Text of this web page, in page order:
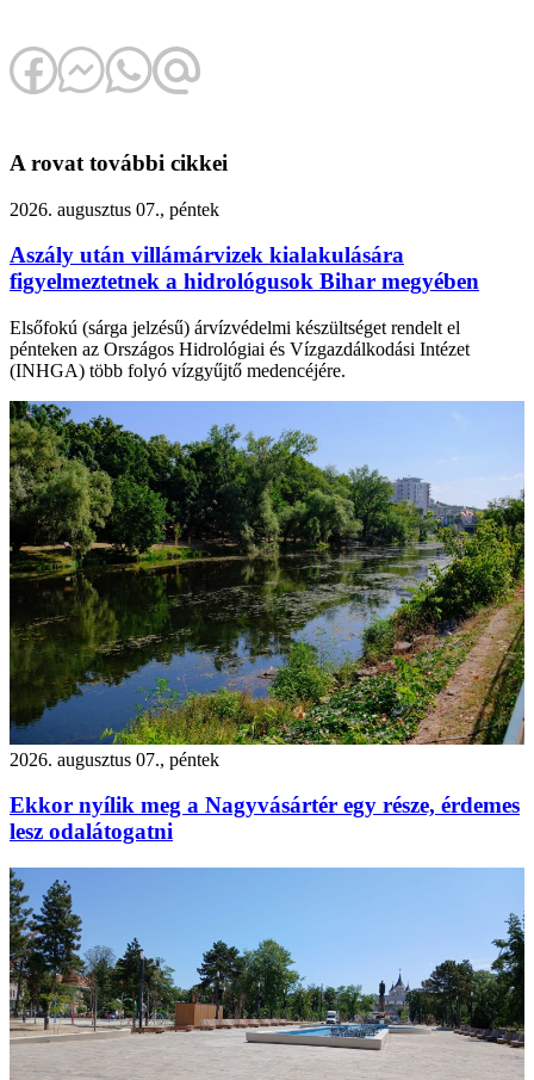
A rovat további cikkei
2026. augusztus 07., péntek
Aszály után villámárvizek kialakulására
figyelmeztetnek a hidrológusok Bihar megyében
Elsőfokú (sárga jelzésű) árvízvédelmi készültséget rendelt el
pénteken az Országos Hidrológiai és Vízgazdálkodási Intézet
(INHGA) több folyó vízgyűjtő medencéjére.
2026. augusztus 07., péntek
Ekkor nyílik meg a Nagyvásártér egy része, érdemes
lesz odalátogatni